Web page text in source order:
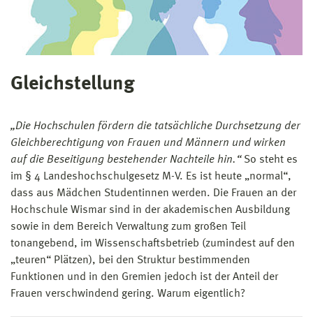
Gleichstellung
„Die Hochschulen fördern die tatsächliche Durchsetzung der
Gleichberechtigung von Frauen und Männern und wirken
auf die Beseitigung bestehender Nachteile hin.“So steht es
im § 4 Landeshochschulgesetz M-V. Es ist heute „normal“,
dass aus Mädchen Studentinnen werden. Die Frauen an der
Hochschule Wismar sind in der akademischen Ausbildung
sowie in dem Bereich Verwaltung zum großen Teil
tonangebend, im Wissenschaftsbetrieb (zumindest auf den
„teuren“ Plätzen), bei den Struktur bestimmenden
Funktionen und in den Gremien jedoch ist der Anteil der
Frauen verschwindend gering. Warum eigentlich?